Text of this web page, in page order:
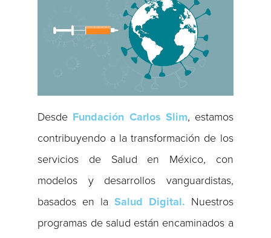
Desde Fundación Carlos Slim, estamos
contribuyendo a la transformación de los
servicios de Salud en México, con
modelos y desarrollos vanguardistas,
basados en la Salud Digital. Nuestros
programas de salud están encaminados a